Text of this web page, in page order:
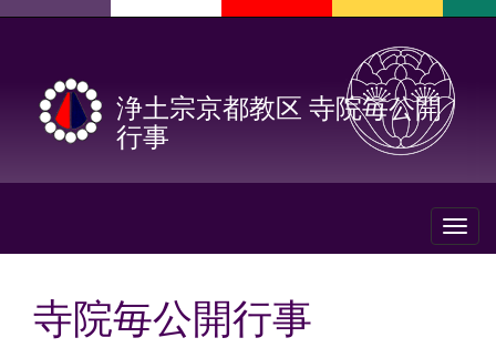
浄土宗京都教区 寺院毎公開
行事
Toggle
寺院毎公開行事